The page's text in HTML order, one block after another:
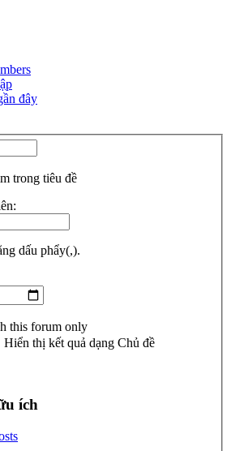
đây
trong tiêu đề
dấu phẩy(,).
this forum only
Hiển thị kết quả dạng Chủ đề
ích